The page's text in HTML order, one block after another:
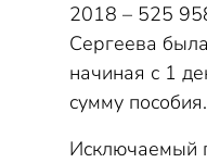
2018 – 525
Сергеева
начиная с 1
сумму пособия.
Исключаемый